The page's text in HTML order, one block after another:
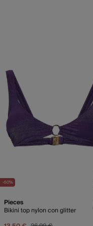
-50%
Pieces
Bikini top nylon con glitter